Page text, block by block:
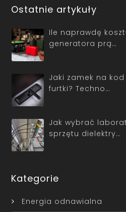
Ostatnie artykuły
Ile naprawdę
generatora prą…
Jaki zamek na
furtki? Techno…
Jak wybrać
sprzętu dielektry…
Kategorie
Energia odnawialna